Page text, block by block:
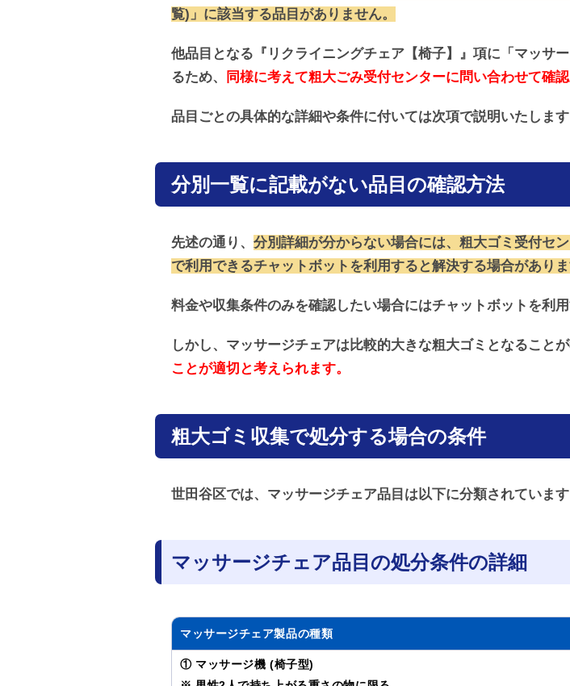
覧)」に該当する品目がありません。
他品目となる『リクライニングチェア【椅子】』項に「マッサ
るため、
同様に考えて粗大ごみ受付センターに問い合わせて確
品目ごとの具体的な詳細や条件に付いては次項で説明いたします
分別一覧に記載がない品目の確認方法
先述の通り、 分別詳細が分からない場合には、粗大ゴミ受付セ
で利用できるチャットボットを利用すると解決する場合がありま
料金や収集条件のみを確認したい場合にはチャットボットを利用
しかし、マッサージチェアは比較的大きな粗大ゴミとなることが
ことが適切と考えられます。
粗大ゴミ収集で処分する場合の条件
世田谷区では、マッサージチェア品目は以下に分類されています
マッサージチェア品目の処分条件の詳細
マッサージチェア製品の種類
① マッサージ機 (椅子型)